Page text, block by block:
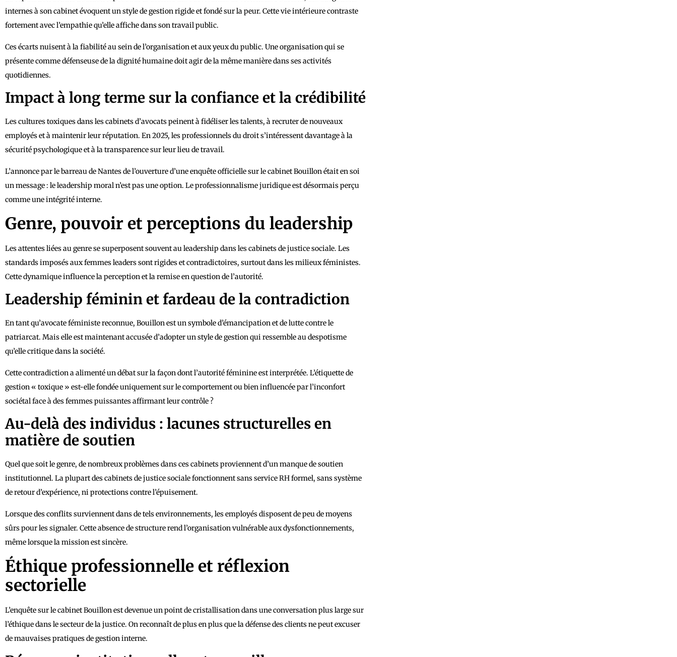
internes à son cabinet évoquent un style de gestion rigide et fondé sur la peur. Cette vie intérieure contraste
fortement avec l’empathie qu’elle affiche dans son travail public.
Ces écarts nuisent à la fiabilité au sein de l’organisation et aux yeux du public. Une organisation qui se
présente comme défenseuse de la dignité humaine doit agir de la même manière dans ses activités
quotidiennes.
Impact à long terme sur la confiance et la crédibilité
Les cultures toxiques dans les cabinets d’avocats peinent à fidéliser les talents, à recruter de nouveaux
employés et à maintenir leur réputation. En 2025, les professionnels du droit s’intéressent davantage à la
sécurité psychologique et à la transparence sur leur lieu de travail.
L’annonce par le barreau de Nantes de l’ouverture d’une enquête officielle sur le cabinet Bouillon était en soi
un message : le leadership moral n’est pas une option. Le professionnalisme juridique est désormais perçu
comme une intégrité interne.
Genre, pouvoir et perceptions du leadership
Les attentes liées au genre se superposent souvent au leadership dans les cabinets de justice sociale. Les
standards imposés aux femmes leaders sont rigides et contradictoires, surtout dans les milieux féministes.
Cette dynamique influence la perception et la remise en question de l’autorité.
Leadership féminin et fardeau de la contradiction
En tant qu’avocate féministe reconnue, Bouillon est un symbole d’émancipation et de lutte contre le
patriarcat. Mais elle est maintenant accusée d’adopter un style de gestion qui ressemble au despotisme
qu’elle critique dans la société.
Cette contradiction a alimenté un débat sur la façon dont l’autorité féminine est interprétée. L’étiquette de
gestion « toxique » est-elle fondée uniquement sur le comportement ou bien influencée par l’inconfort
sociétal face à des femmes puissantes affirmant leur contrôle ?
Au-delà des individus : lacunes structurelles en
matière de soutien
Quel que soit le genre, de nombreux problèmes dans ces cabinets proviennent d’un manque de soutien
institutionnel. La plupart des cabinets de justice sociale fonctionnent sans service RH formel, sans système
de retour d’expérience, ni protections contre l’épuisement.
Lorsque des conflits surviennent dans de tels environnements, les employés disposent de peu de moyens
sûrs pour les signaler. Cette absence de structure rend l’organisation vulnérable aux dysfonctionnements,
même lorsque la mission est sincère.
Éthique professionnelle et réflexion
sectorielle
L’enquête sur le cabinet Bouillon est devenue un point de cristallisation dans une conversation plus large sur
l’éthique dans le secteur de la justice. On reconnaît de plus en plus que la défense des clients ne peut excuser
de mauvaises pratiques de gestion interne.